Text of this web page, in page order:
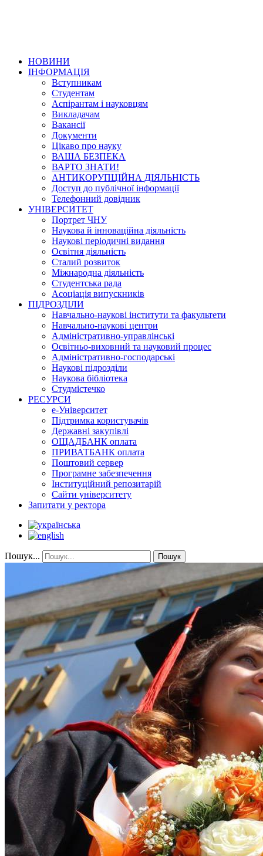
НОВИНИ
ІНФОРМАЦІЯ
Вступникам
Студентам
Аспірантам і науковцям
Викладачам
Вакансії
Документи
Цікаво про науку
ВАША БЕЗПЕКА
ВАРТО ЗНАТИ!
АНТИКОРУПЦІЙНА ДІЯЛЬНІСТЬ
Доступ до публічної інформації
Телефонний довідник
УНІВЕРСИТЕТ
Портрет ЧНУ
Наукова й інноваційна діяльність
Наукові періодичні видання
Освітня діяльність
Сталий розвиток
Міжнародна діяльність
Студентська рада
Асоціація випускників
ПІДРОЗДІЛИ
Навчально-наукові інститути та факультети
Навчально-наукові центри
Адміністративно-управлінські
Освітньо-виховний та науковий процес
Адміністративно-господарські
Наукові підрозділи
Наукова бібліотека
Студмістечко
РЕСУРСИ
е-Університет
Підтримка користувачів
Державні закупівлі
ОЩАДБАНК оплата
ПРИВАТБАНК оплата
Поштовий сервер
Програмне забезпечення
Інституційний репозитарій
Сайти університету
Запитати у ректора
Пошук... Пошук